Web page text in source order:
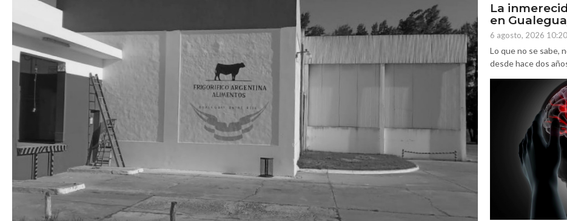
La
en
6 agosto, 2026
Lo que no se sabe,
desde hace dos